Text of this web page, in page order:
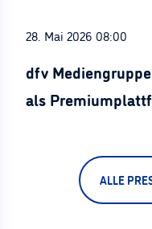
28. Mai 2026 08:00
dfv
als
ALLE